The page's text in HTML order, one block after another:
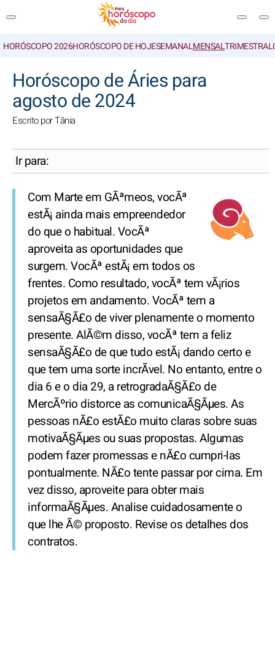
HORÓSCOPO 2026HORÓSCOPO DE HOJESEMANALMENSALTRIMESTRAL
Horóscopo de Áries para
agosto de 2024
Escrito por Tânia
Ir para:
Com Marte em GÃªmeos, vocÃª
estÃ¡ ainda mais empreendedor
do que o habitual. VocÃª
aproveita as oportunidades que
surgem. VocÃª estÃ¡ em todos os
frentes. Como resultado, vocÃª tem vÃ¡rios
projetos em andamento. VocÃª tem a
sensaÃ§Ã£o de viver plenamente o momento
presente. AlÃ©m disso, vocÃª tem a feliz
sensaÃ§Ã£o de que tudo estÃ¡ dando certo e
que tem uma sorte incrÃ­vel. No entanto, entre o
dia 6 e o dia 29, a retrogradaÃ§Ã£o de
MercÃºrio distorce as comunicaÃ§Ãµes. As
pessoas nÃ£o estÃ£o muito claras sobre suas
motivaÃ§Ãµes ou suas propostas. Algumas
podem fazer promessas e nÃ£o cumpri-las
pontualmente. NÃ£o tente passar por cima. Em
vez disso, aproveite para obter mais
informaÃ§Ãµes. Analise cuidadosamente o
que lhe Ã© proposto. Revise os detalhes dos
contratos.